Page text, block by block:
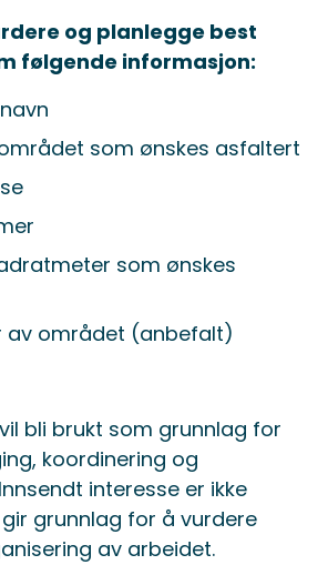
og planlegge best
følgende informasjon:
som ønskes asfaltert
som ønskes
av området (anbefalt)
bli brukt som grunnlag for
koordinering og
interesse er ikke
grunnlag for å vurdere
av arbeidet.